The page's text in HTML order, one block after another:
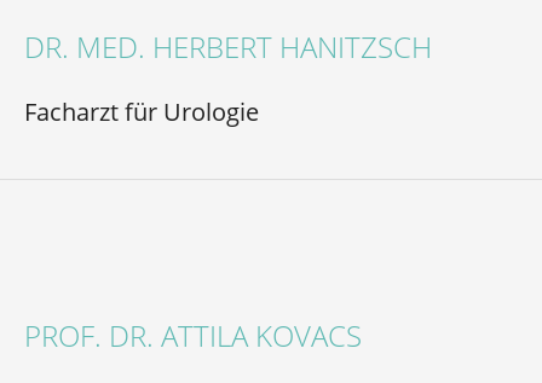
DR. MED. HERBERT HANITZSCH
Facharzt für Urologie
PROF. DR. ATTILA KOVACS